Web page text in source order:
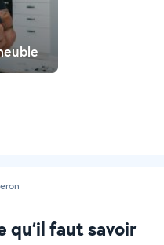
qu’il faut savoir